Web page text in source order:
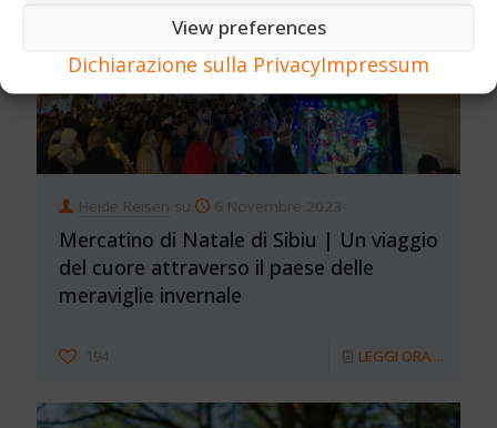
View preferences
Dichiarazione sulla PrivacyImpressum
Heide Reisen su 6 Novembre 2023
Mercatino di Natale di Sibiu | Un viaggio
del cuore attraverso il paese delle
meraviglie invernale
194 LEGGI ORA ...